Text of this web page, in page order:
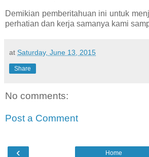
Demikian pemberitahuan ini untuk
perhatian dan kerja samanya kami
at Saturday, June 13, 2015
Share
No comments:
Post a Comment
‹ Home